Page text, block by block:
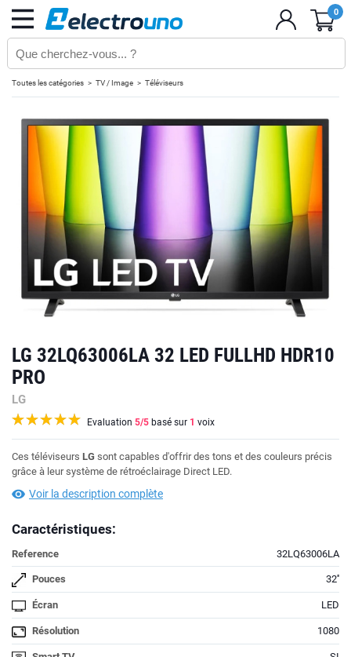
0
Toutes les catégories TV / Image Téléviseurs
LG 32LQ63006LA 32 LED FULLHD HDR10
PRO
LG
Evaluation 5/5 basé sur 1 voix
Ces téléviseurs LG sont capables d'offrir des tons et des couleurs précis
grâce à leur système de rétroéclairage Direct LED.
Voir la description complète
Caractéristiques:
Reference 32LQ63006LA
Pouces 32''
Écran LED
Résolution 1080